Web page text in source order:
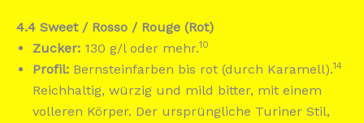
4.4 Sweet / Rosso / Rouge (Rot)
Zucker: 130 g/l oder mehr.10
Profil: Bernsteinfarben bis rot (durch Karamell).14
Reichhaltig, würzig und mild bitter, mit einem
volleren Körper. Der ursprüngliche Turiner Stil,